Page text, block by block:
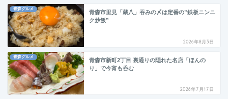
青森グルメ
青森市里見「蔵八」吞みの〆は定番の”鉄板ニンニ
ク炒飯”
2026年8月3日
青森グルメ
青森市新町2丁目 裏通りの隠れた名店「ほんの
り」で今宵も呑む
2026年7月17日